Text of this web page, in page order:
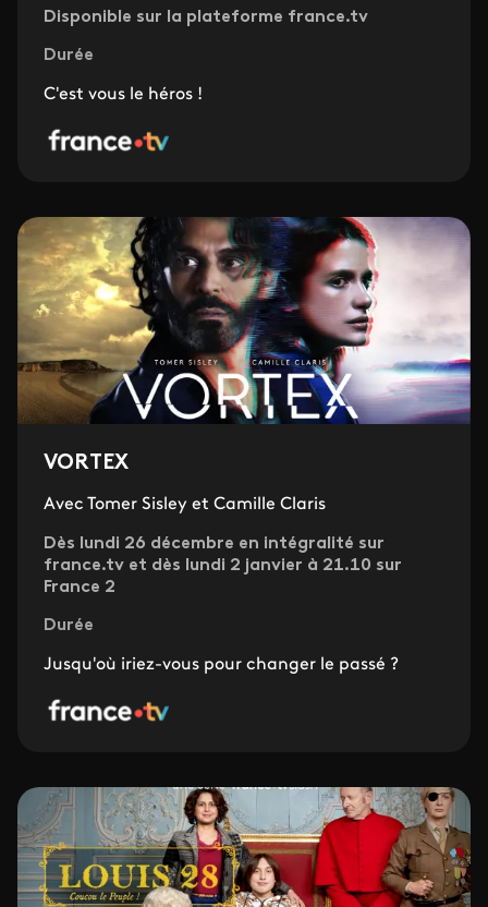
Disponible sur la plateforme france.tv
Durée
C'est vous le héros !
VORTEX
Avec Tomer Sisley et Camille Claris
Dès lundi 26 décembre en intégralité sur
france.tv et dès lundi 2 janvier à 21.10 sur
France 2
Durée
Jusqu'où iriez-vous pour changer le passé ?